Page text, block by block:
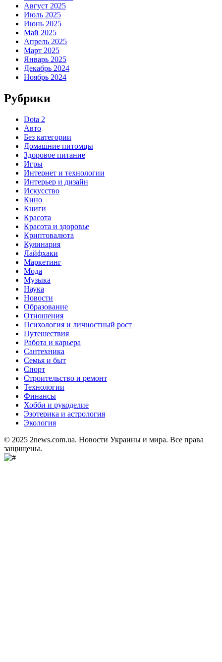
Август 2025
Июль 2025
Июнь 2025
Май 2025
Апрель 2025
Март 2025
Январь 2025
Декабрь 2024
Ноябрь 2024
Рубрики
Dota 2
Авто
Без категории
Домашние питомцы
Здоровое питание
Игры
Интернет и технологии
Интерьер и дизайн
Искусство
Кино
Книги
Красота
Красота и здоровье
Криптовалюта
Кулинария
Лайфхаки
Маркетинг
Мода
Музыка
Наука
Новости
Образование
Отношения
Психология и личностный рост
Путешествия
Работа и карьера
Сантехника
Семья и быт
Спорт
Строительство и ремонт
Технологии
Финансы
Хобби и рукоделие
Эзотерика и астрология
Экология
© 2025 2news.com.ua. Новости Украины и мира. Все права
защищены.